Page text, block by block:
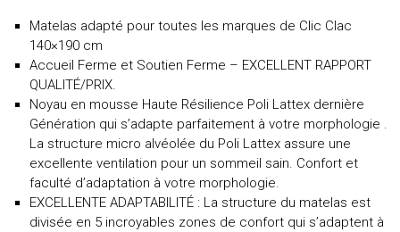
Matelas adapté pour toutes les marques de Clic Clac
140×190 cm
Accueil Ferme et Soutien Ferme – EXCELLENT RAPPORT
QUALITÉ/PRIX.
Noyau en mousse Haute Résilience Poli Lattex dernière
Génération qui s’adapte parfaitement à votre morphologie .
La structure micro alvéolée du Poli Lattex assure une
excellente ventilation pour un sommeil sain. Confort et
faculté d’adaptation à votre morphologie.
EXCELLENTE ADAPTABILITÉ : La structure du matelas est
divisée en 5 incroyables zones de confort qui s’adaptent à